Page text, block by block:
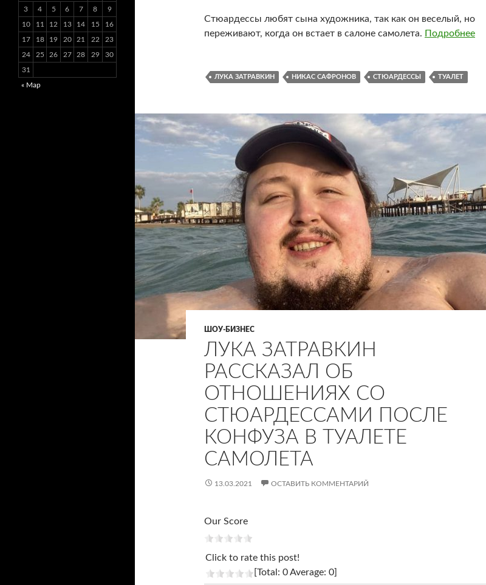
Стюардессы любят сына художника, так как он веселый, но
переживают, когда он встает в салоне самолета. Подробнее
ЛУКА ЗАТРАВКИН НИКАС САФРОНОВ СТЮАРДЕССЫ ТУАЛЕТ
ШОУ-БИЗНЕС
ЛУКА ЗАТРАВКИН
РАССКАЗАЛ ОБ
ОТНОШЕНИЯХ СО
СТЮАРДЕССАМИ ПОСЛЕ
КОНФУЗА В ТУАЛЕТЕ
САМОЛЕТА
13.03.2021 ОСТАВИТЬ КОММЕНТАРИЙ
Our Score
Click to rate this post!
[Total: 0 Average: 0]
3 4 5 6 7 8 9
10 11 12 13 14 15 16
17 18 19 20 21 22 23
24 25 26 27 28 29 30
31
« Мар